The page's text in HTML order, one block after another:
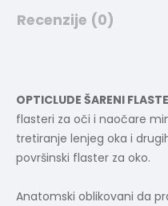
Recenzije (0)
OPTICLUDE ŠARENI
flasteri za oči i naočare
tretiranje lenjeg oka i
površinski flaster za oko.
Anatomski oblikovani da